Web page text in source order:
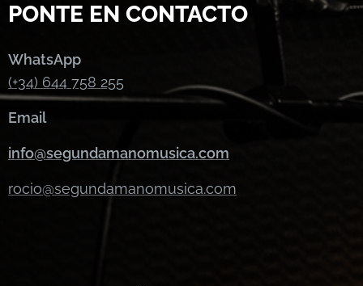
PONTE EN CONTACTO
WhatsApp
(+34) 644 758 255
Email
info@segundamanomusica.com
rocio@segundamanomusica.com